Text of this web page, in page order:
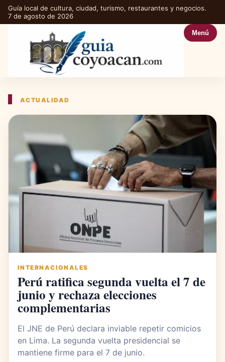
Guía local de cultura, ciudad, turismo, restaurantes y negocios.
7 de agosto de 2026
Menú
ACTUALIDAD
INTERNACIONALES
Perú ratifica segunda vuelta el 7 de
junio y rechaza elecciones
complementarias
El JNE de Perú declara inviable repetir comicios
en Lima. La segunda vuelta presidencial se
mantiene firme para el 7 de junio.